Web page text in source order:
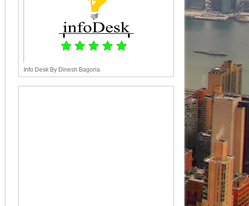
Info Desk By Dinesh Bagoria